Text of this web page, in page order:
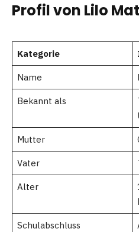
Profil von Lilo
Kategorie
Name
Bekannt als
Mutter
Vater
Alter
Schulabschluss